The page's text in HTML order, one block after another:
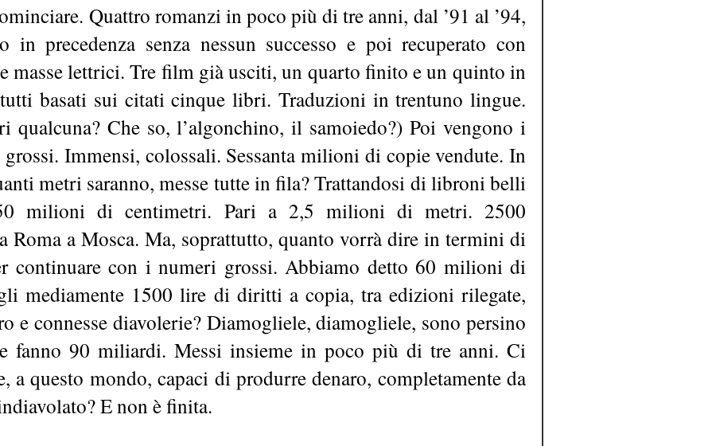
Quattro romanzi in poco più di tre anni, dal ’91 al ’94,
precedenza senza nessun successo e poi recuperato con
masse lettrici. Tre film già usciti, un quarto finito e un quinto in
basati sui citati cinque libri. Traduzioni in trentuno lingue.
qualcuna? Che so, l’algonchino, il samoiedo?) Poi vengono i
Immensi, colossali. Sessanta milioni di copie vendute. In
metri saranno, messe tutte in fila? Trattandosi di libroni belli
milioni di centimetri. Pari a 2,5 milioni di metri. 2500
Roma a Mosca. Ma, soprattutto, quanto vorrà dire in termini di
continuare con i numeri grossi. Abbiamo detto 60 milioni di
mediamente 1500 lire di diritti a copia, tra edizioni rilegate,
e connesse diavolerie? Diamogliele, diamogliele, sono persino
fanno 90 miliardi. Messi insieme in poco più di tre anni. Ci
a questo mondo, capaci di produrre denaro, completamente da
E non è finita.